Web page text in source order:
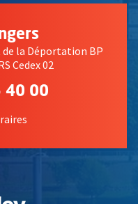
de la Déportation BP
Cedex 02
40 00